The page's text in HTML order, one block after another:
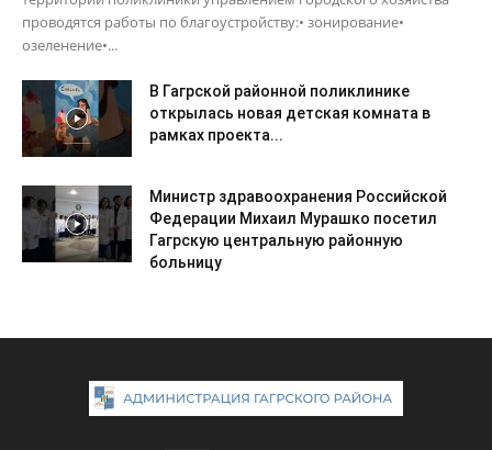
проводятся работы по благоустройству:• зонирование•
озеленение•...
В Гагрской районной поликлинике
открылась новая детская комната в
рамках проекта...
Министр здравоохранения Российской
Федерации Михаил Мурашко посетил
Гагрскую центральную районную
больницу